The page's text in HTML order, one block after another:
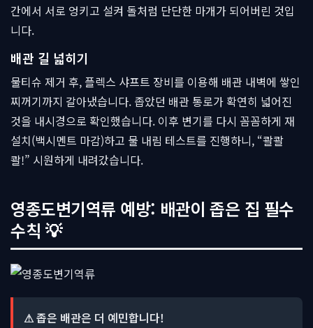
간에서 서로 엉키고 설켜 돌처럼 단단한 마개가 되어버린 것입
니다.
배관 길 넓히기
물티슈 제거 후, 플렉스 샤프트 장비를 이용해 배관 내벽에 쌓인
찌꺼기까지 갈아냈습니다. 좁았던 배관 통로가 확연히 넓어진
것을 내시경으로 확인했습니다. 이후 변기를 다시 꼼꼼하게 재
설치(백시멘트 마감)하고 물 내림 테스트를 진행하니, “콸콸
콸!” 시원하게 내려갔습니다.
영종도변기역류 예방: 배관이 좁은 집 필수
수칙 💡
⚠ 좁은 배관은 더 예민합니다!